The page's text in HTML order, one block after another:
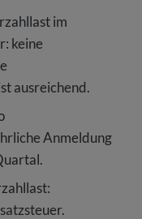
im
keine
ausreichend.
Anmeldung